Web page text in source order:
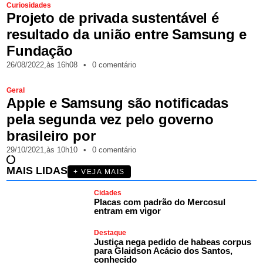
Curiosidades
Projeto de privada sustentável é
resultado da união entre Samsung e
Fundação
26/08/2022,às 16h08 • 0 comentário
Geral
Apple e Samsung são notificadas
pela segunda vez pelo governo
brasileiro por
29/10/2021,às 10h10 • 0 comentário
MAIS LIDAS + VEJA MAIS
Cidades
Placas com padrão do Mercosul
entram em vigor
Destaque
Justiça nega pedido de habeas corpus
para Glaidson Acácio dos Santos,
conhecido